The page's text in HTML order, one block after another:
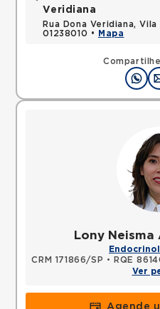
Veridiana
Rua Dona Veridiana,
01238010 •
Mapa
Lony Neisma
CRM 171866/SP • RQE
Ver
Agende